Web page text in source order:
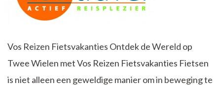
Vos Reizen Fietsvakanties Ontdek de Wereld op
Twee Wielen met Vos Reizen Fietsvakanties Fietsen
is niet alleen een geweldige manier om in beweging te